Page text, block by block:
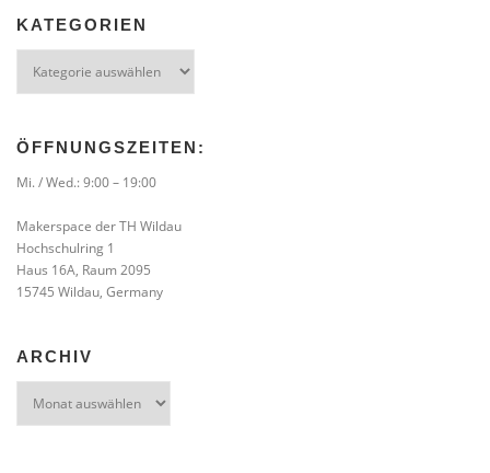
KATEGORIEN
ÖFFNUNGSZEITEN:
Mi. / Wed.: 9:00 – 19:00
Makerspace der TH Wildau
Hochschulring 1
Haus 16A, Raum 2095
15745 Wildau, Germany
ARCHIV